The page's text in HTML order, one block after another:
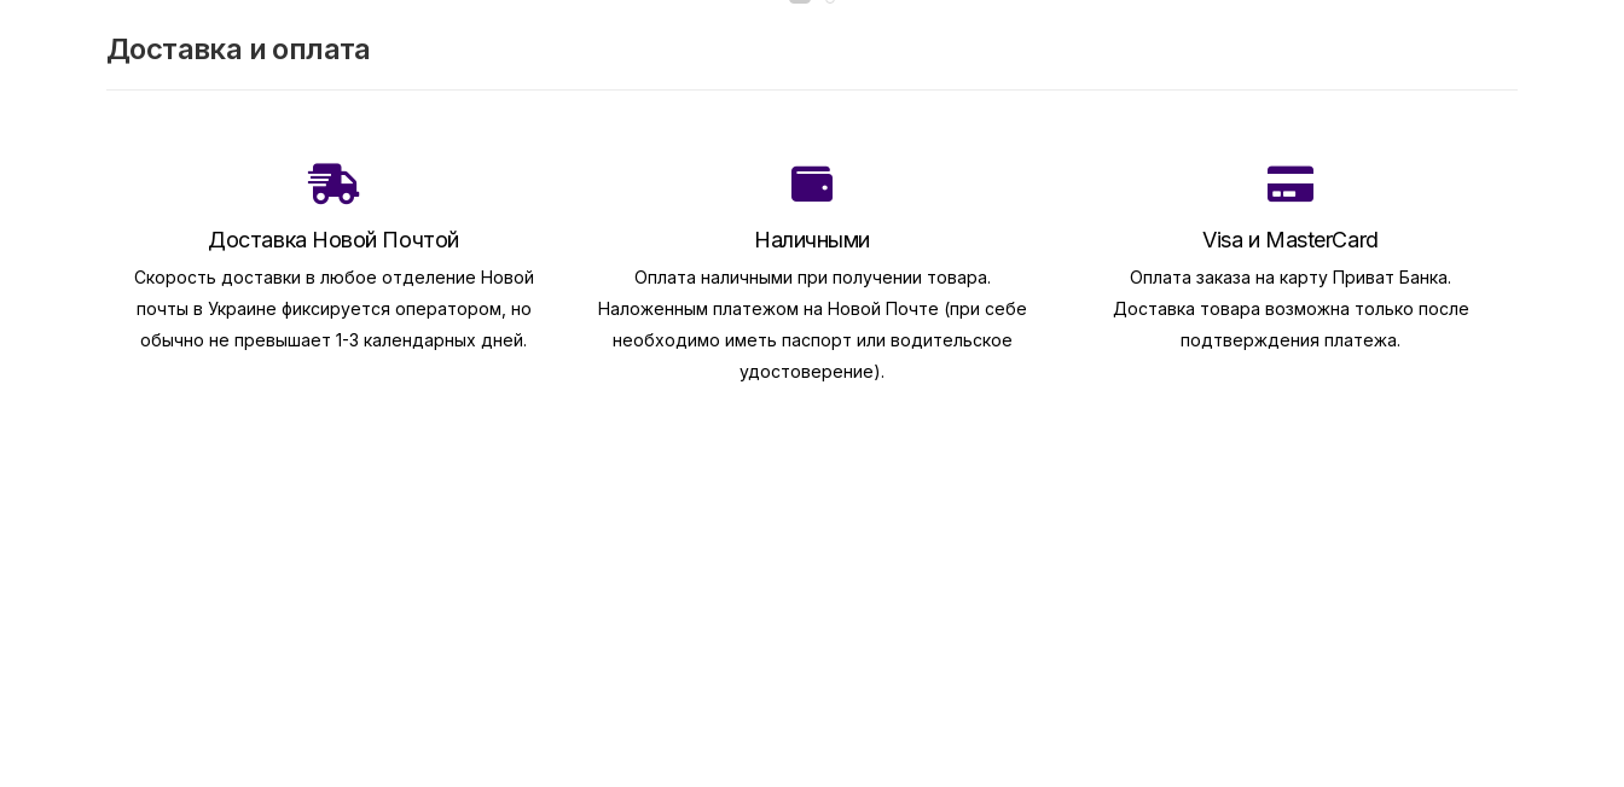
Доставка и оплата
Доставка Новой Почтой
Скорость доставки в любое отделение Новой
почты в Украине фиксируется оператором, но
обычно не превышает 1-3 календарных дней.
Наличными
Оплата наличными при получении товара.
Наложенным платежом на Новой Почте (при себе
необходимо иметь паспорт или водительское
удостоверение).
Visa и MasterCard
Оплата заказа на карту Приват Банка.
Доставка товара возможна только после
подтверждения платежа.